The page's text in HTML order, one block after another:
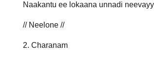
Naakantu ee lokaana unnadi
// Neelone //
2. Charanam